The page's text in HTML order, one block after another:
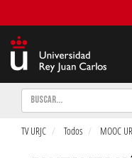
Buscar
TV URJC Todos MOOC